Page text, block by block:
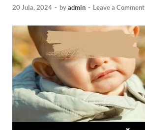
20 Jula, 2024 - byadmin - Leave a Comment